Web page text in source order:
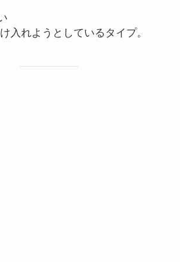
入れようとしているタイプ。